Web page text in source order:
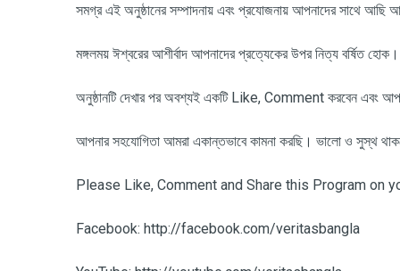
সমগ্র এই অনুষ্ঠানের সম্পাদনায় এবং প্রযোজনায় আপনাদের সাথে আছি
মঙ্গলময় ঈশ্বরের আশীর্বাদ আপনাদের প্রত্যেকের উপর নিত্য বর্ষিত হোক।
অনুষ্ঠানটি দেখার পর অবশ্যই একটি Like, Comment করবেন এবং
আপনার সহযোগিতা আমরা একান্তভাবে কামনা করছি। ভালো ও সুস্থ
Please Like, Comment and Share this Program on
Facebook: http://facebook.com/veritasbangla